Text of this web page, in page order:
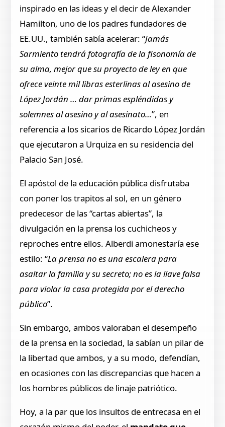
inspirado en las ideas y el decir de Alexander
Hamilton, uno de los padres fundadores de
EE.UU., también sabía acelerar: “Jamás
Sarmiento tendrá fotografía de la fisonomía de
su alma, mejor que su proyecto de ley en que
ofrece veinte mil libras esterlinas al asesino de
López Jordán … dar primas espléndidas y
solemnes al asesino y al asesinato…”, en
referencia a los sicarios de Ricardo López Jordán
que ejecutaron a Urquiza en su residencia del
Palacio San José.
El apóstol de la educación pública disfrutaba
con poner los trapitos al sol, en un género
predecesor de las “cartas abiertas”, la
divulgación en la prensa los cuchicheos y
reproches entre ellos. Alberdi amonestaría ese
estilo: “La prensa no es una escalera para
asaltar la familia y su secreto; no es la llave falsa
para violar la casa protegida por el derecho
público”.
Sin embargo, ambos valoraban el desempeño
de la prensa en la sociedad, la sabían un pilar de
la libertad que ambos, y a su modo, defendían,
en ocasiones con las discrepancias que hacen a
los hombres públicos de linaje patriótico.
Hoy, a la par que los insultos de entrecasa en el